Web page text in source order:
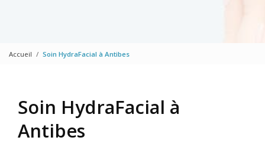
Accueil Soin HydraFacial à Antibes
Soin HydraFacial à
Antibes